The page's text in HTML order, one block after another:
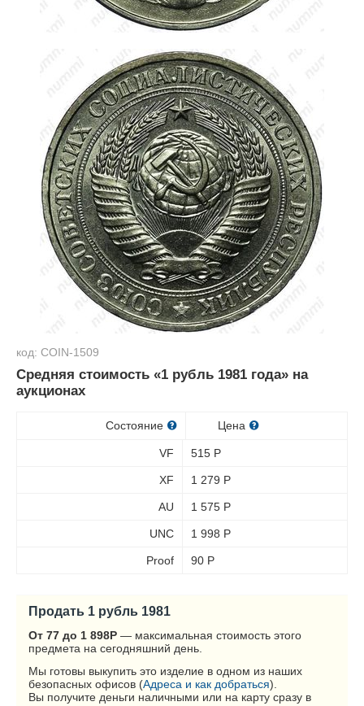
код: COIN-1509
Средняя стоимость «1 рубль 1981 года» на
аукционах
Состояние Цена
VF 515 Р
XF 1 279 Р
AU 1 575 Р
UNC 1 998 Р
Proof 90 Р
Продать 1 рубль 1981
От 77 до 1 898Р — максимальная стоимость этого
предмета на сегодняшний день.
Мы готовы выкупить это изделие в одном из наших
безопасных офисов (Адреса и как добраться).
Вы получите деньги наличными или на карту сразу в